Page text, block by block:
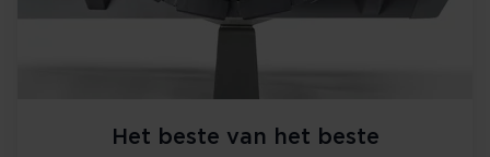
Het beste van het beste